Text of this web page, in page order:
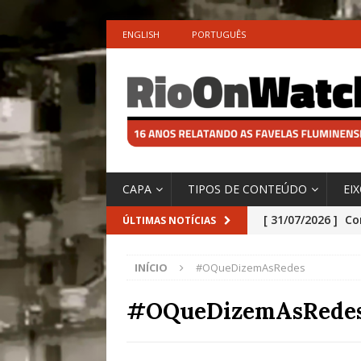
ENGLISH PORTUGUÊS
CAPA TIPOS DE CONTEÚDO
ÚLTIMAS NOTÍCIAS [ 31/07/2026 ]
[ 29/07/2026 ]
São o Cadinho
INÍCIO #OQueDizemAsRedes